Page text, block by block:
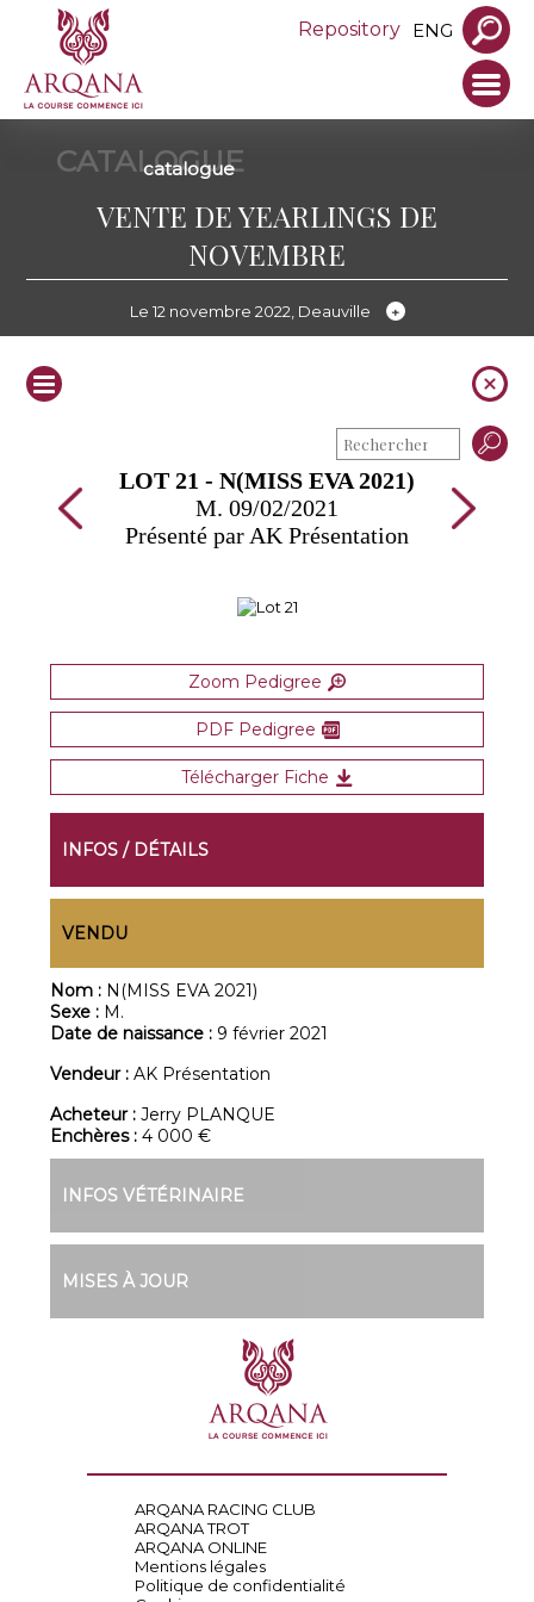
Repository ENG
CATALOGUE
catalogue
VENTE DE YEARLINGS DE
NOVEMBRE
Le 12 novembre 2022, Deauville
LOT 21 - N(MISS EVA 2021)
M. 09/02/2021
Présenté par AK Présentation
Zoom Pedigree
PDF Pedigree
Télécharger Fiche
INFOS / DÉTAILS
VENDU
Nom : N(MISS EVA 2021)
Sexe : M.
Date de naissance : 9 février 2021
Vendeur :AK Présentation
Acheteur :Jerry PLANQUE
Enchères :4 000 €
INFOS VÉTÉRINAIRE
MISES À JOUR
ARQANA RACING CLUB
ARQANA TROT
ARQANA ONLINE
Mentions légales
Politique de confidentialité